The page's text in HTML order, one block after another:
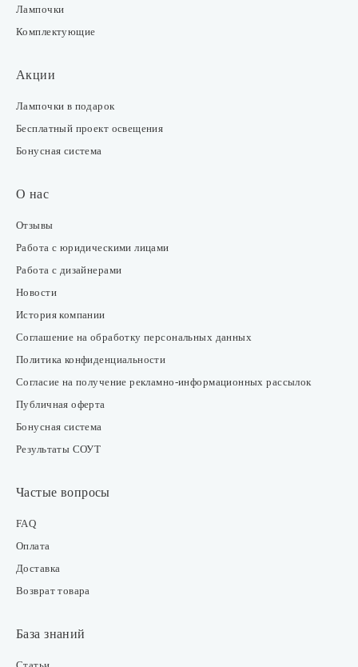
Лампочки
Комплектующие
Акции
Лампочки в подарок
Бесплатный проект освещения
Бонусная система
О нас
Отзывы
Работа с юридическими лицами
Работа с дизайнерами
Новости
История компании
Соглашение на обработку персональных данных
Политика конфиденциальности
Согласие на получение рекламно-информационных рассылок
Публичная оферта
Бонусная система
Результаты СОУТ
Частые вопросы
FAQ
Оплата
Доставка
Возврат товара
База знаний